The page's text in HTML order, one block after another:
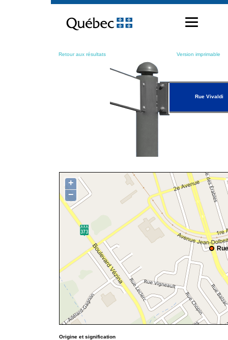
contenu
Retour aux résultats Version imprimable
Rue Vivaldi
+
−
Origine et signification